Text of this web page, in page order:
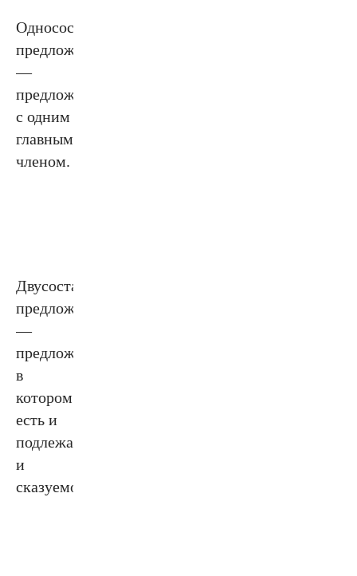
Односоставное
предложение
—
предложение
с одним
главным
членом.
Двусоставное
предложение
—
предложение,
в
котором
есть и
подлежащее,
и
сказуемое.